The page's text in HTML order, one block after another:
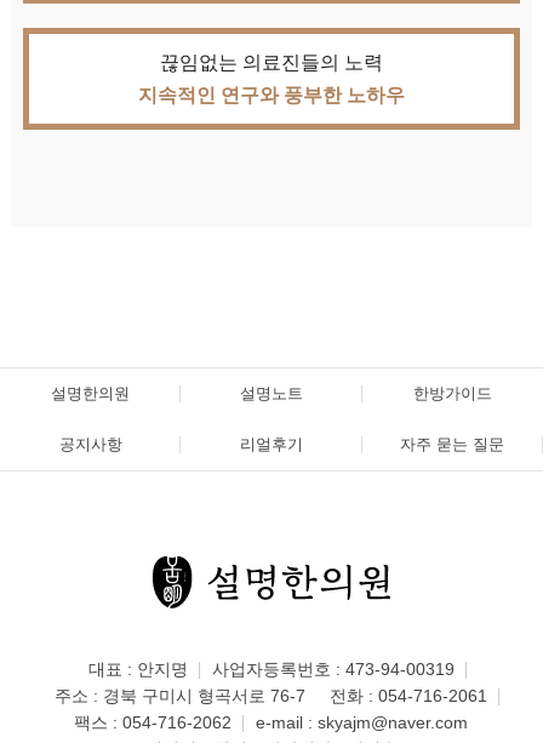
끊임없는 의료진들의 노력
지속적인 연구와 풍부한 노하우
설명한의원 설명노트 한방가이드
공지사항 리얼후기 자주 묻는 질문
대표 : 안지명
사업자등록번호 : 473-94-00319
주소 : 경북 구미시 형곡서로 76-7
전화 :054-716-2061
팩스 : 054-716-2062
e-mail :skyajm@naver.com